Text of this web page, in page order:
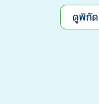
ดูพิกั